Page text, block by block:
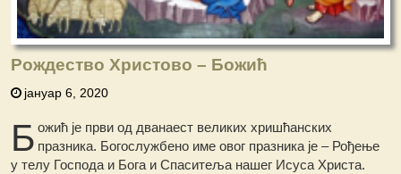
Рождество Христово – Бοжић
јануар 6, 2020
Б ожић је први од дванаест великих хришћанских
празника. Богослужбено име овог празника је – Рођење
у телу Господа и Бога и Спаситеља нашег Исуса Христа.